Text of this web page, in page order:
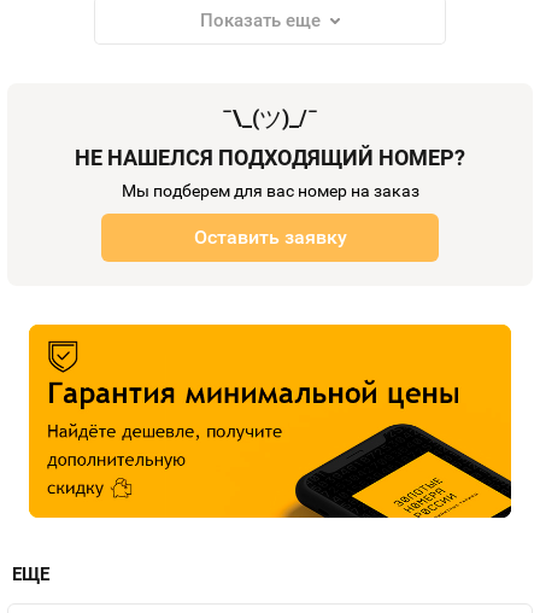
Показать еще
¯\_(ツ)_/¯
НЕ НАШЕЛСЯ ПОДХОДЯЩИЙ НОМЕР?
Мы подберем для вас номер на заказ
Оставить заявку
ЕЩЕ